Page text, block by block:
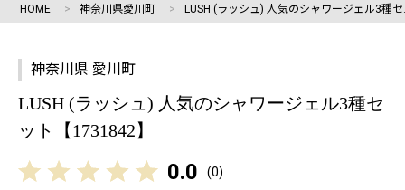
HOME
神奈川県愛川町 LUSH (ラッシュ) 人気のシャワージェル3種
神奈川県 愛川町
LUSH (ラッシュ) 人気のシャワージェル3種セ
ット【1731842】
0.0 (0)